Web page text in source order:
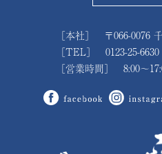
［本社］ 〒066-0076
［TEL］ 0123-25-6630
［営業時間］ 8:00～